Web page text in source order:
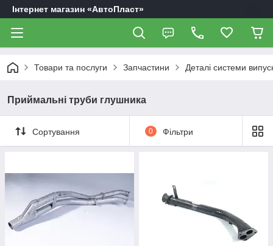
Інтернет магазин «АвтоПласт»
Товари та послуги Запчастини Деталі системи
Приймальні труби глушника
Сортування 0 Фільтри